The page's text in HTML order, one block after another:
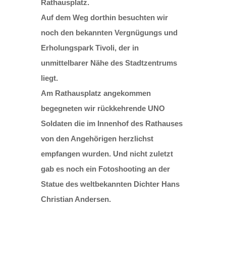
Rathausplatz.
Auf dem Weg dorthin besuchten wir
noch den bekannten Vergnügungs und
Erholungspark Tivoli, der in
unmittelbarer Nähe des Stadtzentrums
liegt.
Am Rathausplatz angekommen
begegneten wir rückkehrende UNO
Soldaten die im Innenhof des Rathauses
von den Angehörigen herzlichst
empfangen wurden. Und nicht zuletzt
gab es noch ein Fotoshooting an der
Statue des weltbekannten Dichter Hans
Christian Andersen.